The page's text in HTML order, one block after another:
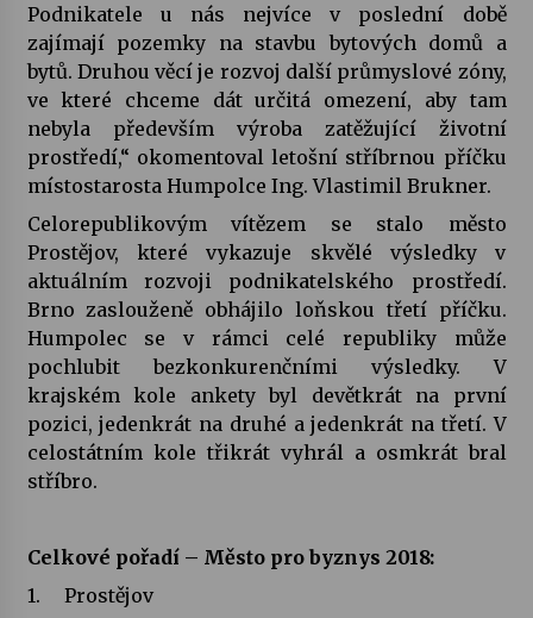
Podnikatele u nás nejvíce v poslední době
zajímají pozemky na stavbu bytových domů a
bytů. Druhou věcí je rozvoj další průmyslové zóny,
ve které chceme dát určitá omezení, aby tam
nebyla především výroba zatěžující životní
prostředí,“ okomentoval letošní stříbrnou příčku
místostarosta Humpolce Ing. Vlastimil Brukner.
Celorepublikovým vítězem se stalo město
Prostějov, které vykazuje skvělé výsledky v
aktuálním rozvoji podnikatelského prostředí.
Brno zaslouženě obhájilo loňskou třetí příčku.
Humpolec se v rámci celé republiky může
pochlubit bezkonkurenčními výsledky. V
krajském kole ankety byl devětkrát na první
pozici, jedenkrát na druhé a jedenkrát na třetí. V
celostátním kole třikrát vyhrál a osmkrát bral
stříbro.
Celkové pořadí – Město pro byznys 2018:
1. Prostějov